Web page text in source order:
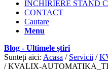
INCHIRIERE STAND
CONTACT
Cautare
Menu
Blog - Ultimele știri
Sunteți aici: Acasa / Servicii /
/ KVALIX-